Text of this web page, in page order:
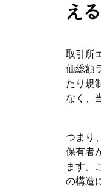
え
取引所
価総額
たり規
なく、
つまり
保有者
ます。
の構造